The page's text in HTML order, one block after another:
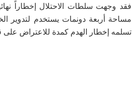
فقد وجهت سلطات الاحتلال إخطاراً
مساحة أربعة دونمات يستخدم لتدوير
تسلمه إخطار الهدم كمدة للاعتراض على